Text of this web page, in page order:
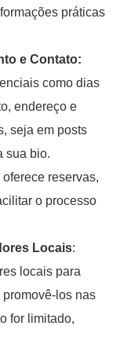
práticas
e Contato:
como dias
endereço e
seja em posts
sua bio.
oferece reservas,
o processo
Locais:
locais para
los nas
for limitado,